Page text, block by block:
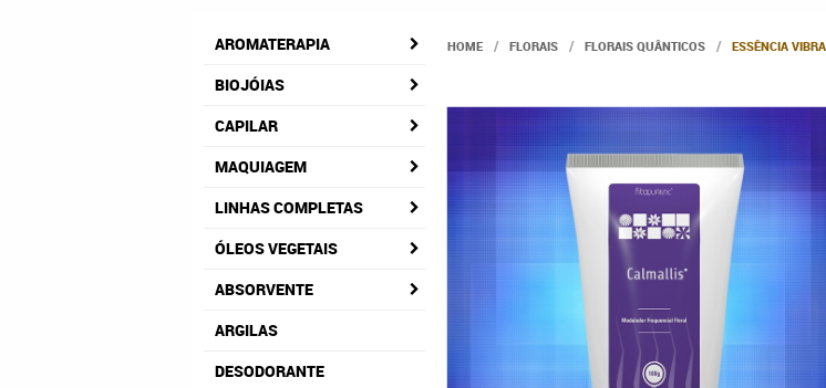
AROMATERAPIA
BIOJÓIAS
CAPILAR
MAQUIAGEM
LINHAS COMPLETAS
ÓLEOS VEGETAIS
ABSORVENTE
ARGILAS
DESODORANTE
HOME FLORAIS FLORAIS QUÂNTICOS ESSÊNCIA